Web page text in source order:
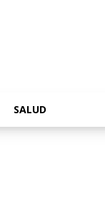
SALUD